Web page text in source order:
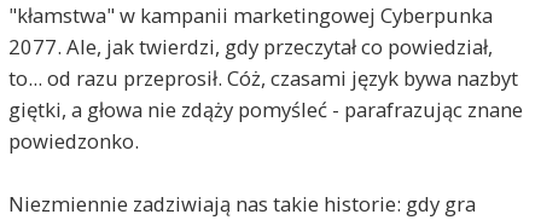
"kłamstwa" w kampanii marketingowej Cyberpunka
2077. Ale, jak twierdzi, gdy przeczytał co powiedział,
to... od razu przeprosił. Cóż, czasami język bywa nazbyt
giętki, a głowa nie zdąży pomyśleć - parafrazując znane
powiedzonko.
Niezmiennie zadziwiają nas takie historie: gdy gra